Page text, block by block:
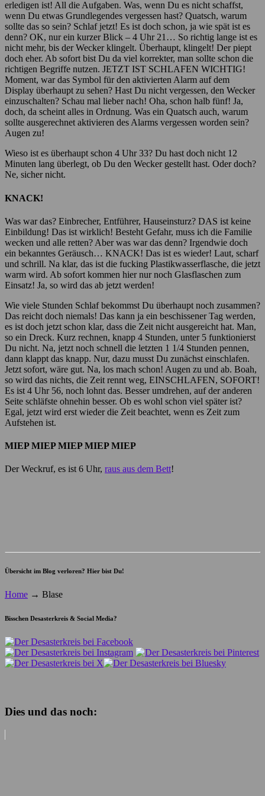
erledigen ist! All die Aufgaben. Was, wenn Du es nicht schaffst,
wenn Du etwas Grundlegendes vergessen hast? Quatsch, warum
sollte das so sein? Schlaf jetzt! Es ist doch schon, ja wie spät ist es
denn? OK, nur ein kurzer Blick – 4 Uhr 21… So richtig lange ist es
nicht mehr, bis der Wecker klingelt. Überhaupt, klingelt! Der piept
doch eher. Ab sofort bist Du da viel korrekter, man sollte schon die
richtigen Begriffe nutzen. JETZT IST SCHLAFEN WICHTIG!
Moment, war das Symbol für den aktivierten Alarm auf dem
Display überhaupt zu sehen? Hast Du nicht vergessen, den Wecker
einzuschalten? Schau mal lieber nach! Oha, schon halb fünf! Ja,
doch, da scheint alles in Ordnung. Was ein Quatsch auch, warum
sollte ausgerechnet aktivieren des Alarms vergessen worden sein?
Augen zu!
Wieso ist es überhaupt schon 4 Uhr 33? Du hast doch nicht 12
Minuten lang überlegt, ob Du den Wecker gestellt hast. Oder doch?
Ne, sicher nicht.
KNACK!
Was war das? Einbrecher, Entführer, Hauseinsturz? DAS ist keine
Einbildung! Das ist wirklich! Besteht Gefahr, muss ich die Familie
wecken und alle retten? Aber was war das denn? Irgendwie doch
ein bekanntes Geräusch… KNACK! Das ist es wieder! Laut, scharf
und schrill. Na klar, das ist die fucking Plastikwasserflasche, die jetzt
warm wird. Ab sofort kommen hier nur noch Glasflaschen zum
Einsatz! Ja, so wird das ab jetzt werden!
Wie viele Stunden Schlaf bekommst Du überhaupt noch zusammen?
Das reicht doch niemals! Das kann ja ein beschissener Tag werden,
es ist doch jetzt schon klar, dass die Zeit nicht ausgereicht hat. Man,
so ein Dreck. Kurz rechnen, knapp 4 Stunden, unter 5 funktionierst
Du nicht. Na, jetzt noch schnell die letzten 1 1/4 Stunden pennen,
dann klappt das knapp. Nur, dazu musst Du zunächst einschlafen.
Jetzt sofort, wäre gut. Na, los mach schon! Augen zu und ab. Boah,
so wird das nichts, die Zeit rennt weg, EINSCHLAFEN, SOFORT!
Es ist 4 Uhr 56, noch lohnt das. Besser umdrehen, auf der anderen
Seite schläfste ohnehin besser. Ob es wohl schon viel später ist?
Egal, jetzt wird erst wieder die Zeit beachtet, wenn es Zeit zum
Aufstehen ist.
MIEP MIEP MIEP MIEP MIEP
Der Weckruf, es ist 6 Uhr, raus aus dem Bett!
Übersicht im Blog verloren? Hier bist Du!
Home → Blase
Bisschen Desasterkreis & Social Media?
Dies und das noch: